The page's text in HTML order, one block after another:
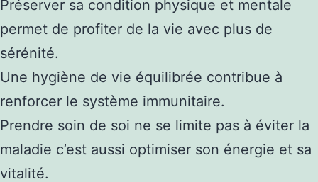
Préserver sa condition physique et mentale
permet de profiter de la vie avec plus de
sérénité.
Une hygiène de vie équilibrée contribue à
renforcer le système immunitaire.
Prendre soin de soi ne se limite pas à éviter la
maladie c’est aussi optimiser son énergie et sa
vitalité.